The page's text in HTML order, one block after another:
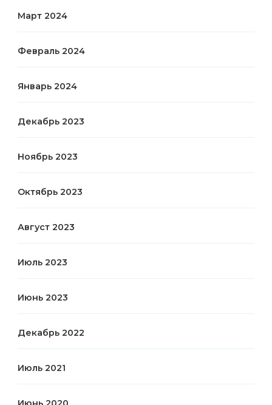
Март 2024
Февраль 2024
Январь 2024
Декабрь 2023
Ноябрь 2023
Октябрь 2023
Август 2023
Июль 2023
Июнь 2023
Декабрь 2022
Июль 2021